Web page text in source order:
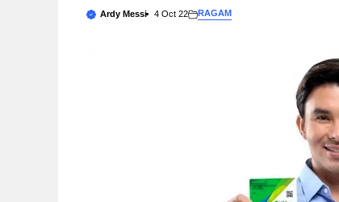
Ardy Messi 4 Oct 22 RAGAM